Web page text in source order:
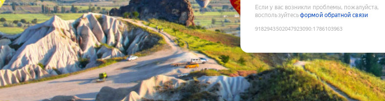
Если у вас возникли проблемы, пожалуйста,
воспользуйтесьформой обратной связи
9182943502047923090:1786103963